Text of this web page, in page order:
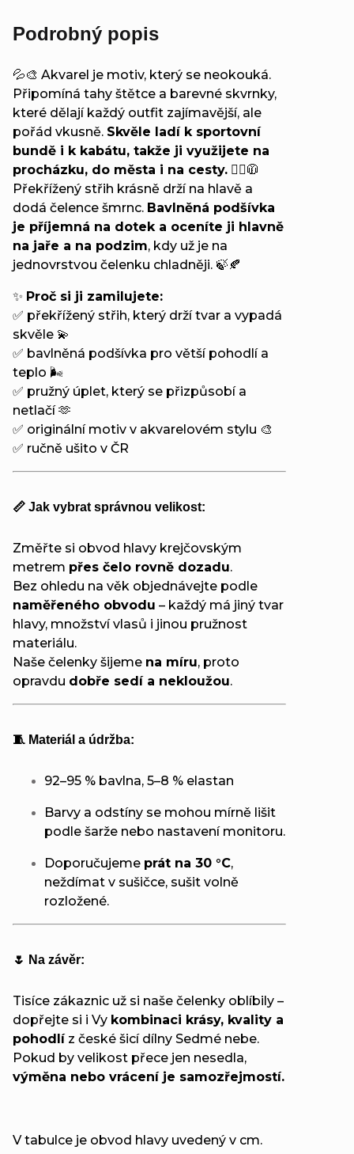
Podrobný popis
💦🎨 Akvarel je motiv, který se neokouká.
Připomíná tahy štětce a barevné skvrnky,
které dělají každý outfit zajímavější, ale
pořád vkusně. Skvěle ladí k sportovní
bundě i k kabátu, takže ji využijete na
procházku, do města i na cesty. 🚶‍♀️🧥
Překřížený střih krásně drží na hlavě a
dodá čelence šmrnc. Bavlněná podšívka
je příjemná na dotek a oceníte ji hlavně
na jaře a na podzim, kdy už je na
jednovrstvou čelenku chladněji. 🍃🍂
✨ Proč si ji zamilujete:
✅ překřížený střih, který drží tvar a vypadá
skvěle 💫
✅ bavlněná podšívka pro větší pohodlí a
teplo 🌬️
✅ pružný úplet, který se přizpůsobí a
netlačí 🫶
✅ originální motiv v akvarelovém stylu 🎨
✅ ručně ušito v ČR
📏 Jak vybrat správnou velikost:
Změřte si obvod hlavy krejčovským
metrem přes čelo rovně dozadu.
Bez ohledu na věk objednávejte podle
naměřeného obvodu – každý má jiný tvar
hlavy, množství vlasů i jinou pružnost
materiálu.
Naše čelenky šijeme na míru, proto
opravdu dobře sedí a nekloužou.
🧵 Materiál a údržba:
92–95 % bavlna, 5–8 % elastan
Barvy a odstíny se mohou mírně lišit
podle šarže nebo nastavení monitoru.
Doporučujeme prát na 30 °C,
neždímat v sušičce, sušit volně
rozložené.
🌷 Na závěr:
Tisíce zákaznic už si naše čelenky oblíbily –
dopřejte si i Vy kombinaci krásy, kvality a
pohodlíz české šicí dílny Sedmé nebe.
Pokud by velikost přece jen nesedla,
výměna nebo vrácení je samozřejmostí.
V tabulce je obvod hlavy uvedený v cm.